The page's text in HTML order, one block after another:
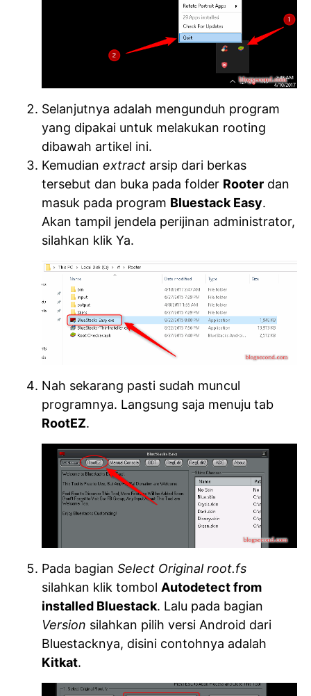
Selanjutnya adalah mengunduh program
yang dipakai untuk melakukan rooting
dibawah artikel ini.
Kemudian extract arsip dari berkas
tersebut dan buka pada folder Rooter dan
masuk pada program Bluestack Easy.
Akan tampil jendela perijinan administrator,
silahkan klik Ya.
Nah sekarang pasti sudah muncul
programnya. Langsung saja menuju tab
RootEZ.
Pada bagian Select Original root.fs
silahkan klik tombol Autodetect from
installed Bluestack. Lalu pada bagian
Version silahkan pilih versi Android dari
Bluestacknya, disini contohnya adalah
Kitkat.